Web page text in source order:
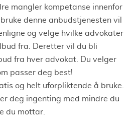
mangler kompetanse innenfor
denne anbudstjenesten vil
og velge hvilke advokater
fra. Deretter vil du bli
fra hver advokat. Du velger
passer deg best!
og helt uforpliktende å bruke.
deg ingenting med mindre du
du mottar.